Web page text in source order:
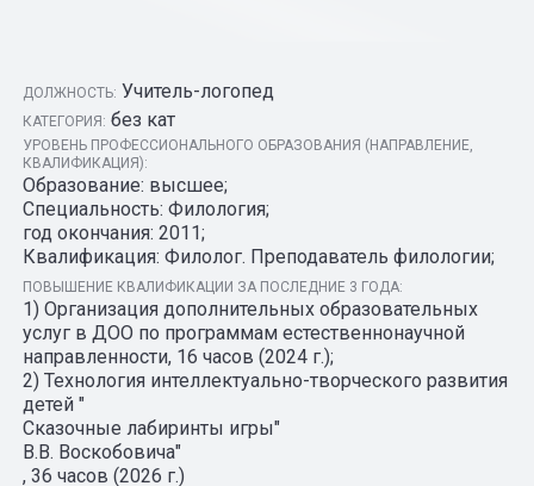
ДОЛЖНОСТЬ: Учитель-логопед
КАТЕГОРИЯ: без кат
УРОВЕНЬ ПРОФЕССИОНАЛЬНОГО ОБРАЗОВАНИЯ (НАПРАВЛЕНИЕ,
КВАЛИФИКАЦИЯ):
Образование: высшее;
Специальность: Филология;
год окончания: 2011;
Квалификация: Филолог. Преподаватель филологии;
ПОВЫШЕНИЕ КВАЛИФИКАЦИИ ЗА ПОСЛЕДНИЕ 3 ГОДА:
1) Организация дополнительных образовательных
услуг в ДОО по программам естественнонаучной
направленности, 16 часов (2024 г.);
2) Технология интеллектуально-творческого развития
детей "
Сказочные лабиринты игры"
В.В. Воскобовича"
, 36 часов (2026 г.)